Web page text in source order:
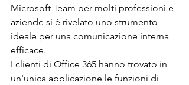
Microsoft Team per molti professioni e
aziende si è rivelato uno strumento
ideale per una comunicazione interna
efficace.
I clienti di Office 365 hanno trovato in
un'unica applicazione le funzioni di